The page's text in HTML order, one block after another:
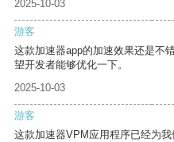
2025-10-03
游客
这款加速器app的加速效果还是不
望开发者能够优化一下。
2025-10-03
游客
这款加速器VPM应用程序已经为